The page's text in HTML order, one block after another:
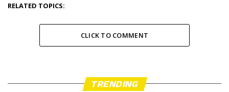
RELATED TOPICS:
CLICK TO COMMENT
TRENDING